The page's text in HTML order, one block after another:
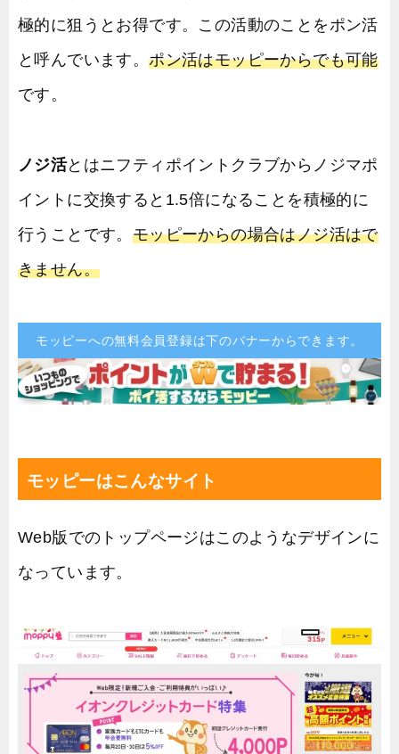
極的に狙うとお得です。この活動のことをポン活
と呼んでいます。ポン活はモッピーからでも可能
です。
ノジ活とはニフティポイントクラブからノジマポ
イントに交換すると1.5倍になることを積極的に
行うことです。 モッピーからの場合はノジ活はで
きません。
モッピーへの無料会員登録は下のバナーからできます。
モッピーはこんなサイト
Web版でのトップページはこのようなデザインに
なっています。